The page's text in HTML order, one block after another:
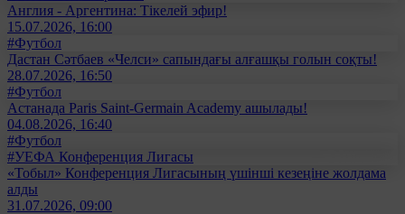
Англия - Аргентина: Тікелей эфир!
15.07.2026, 16:00
#Футбол
Дастан Сәтбаев «Челси» сапындағы алғашқы голын соқты!
28.07.2026, 16:50
#Футбол
Астанада Paris Saint-Germain Academy ашылады!
04.08.2026, 16:40
#Футбол
#УЕФА Конференция Лигасы
«Тобыл» Конференция Лигасының үшінші кезеңіне жолдама
алды
31.07.2026, 09:00